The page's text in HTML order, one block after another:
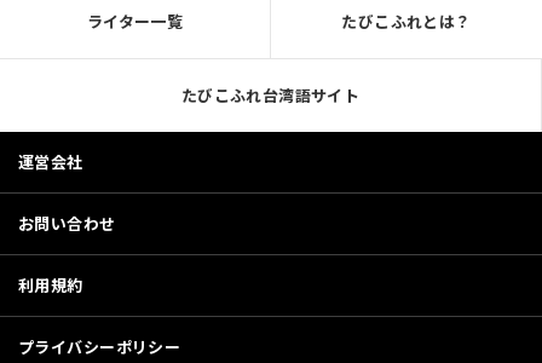
ライター一覧 たびこふれとは？
たびこふれ台湾語サイト
運営会社
お問い合わせ
利用規約
プライバシーポリシー